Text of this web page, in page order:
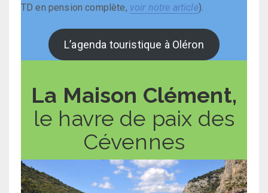
TD en pension complète, voir notre article).
L’agenda touristique à Oléron
La Maison Clément,
le havre de paix des
Cévennes